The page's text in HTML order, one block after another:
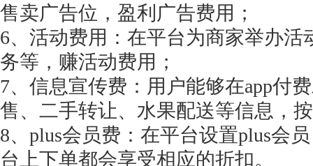
售卖广告位，盈利广告费用；
6、活动费用：在平台为商家举办
务等，赚活动费用；
7、信息宣传费：用户能够在app付
售、二手转让、水果配送等信息，
8、plus会员费：在平台设置plus会
台上下单都会享受相应的折扣。